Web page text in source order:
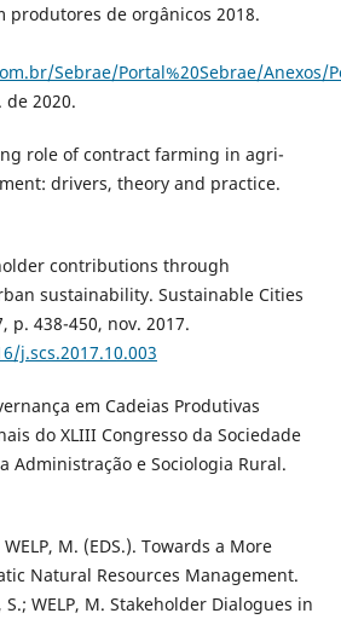
produtores de orgânicos 2018.
Sebrae/Portal%20Sebrae/Anexos/
de 2020.
role of contract farming in agri-
drivers, theory and practice.
contributions through
sustainability. Sustainable Cities
p. 438-450, nov. 2017.
j.scs.2017.10.003
em Cadeias Produtivas
do XLIII Congresso da Sociedade
Administração e Sociologia Rural.
WELP, M. (EDS.). Towards a More
Natural Resources Management.
S.; WELP, M. Stakeholder Dialogues in